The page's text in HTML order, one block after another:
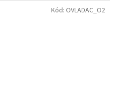
Kód: OVLADAC_O2